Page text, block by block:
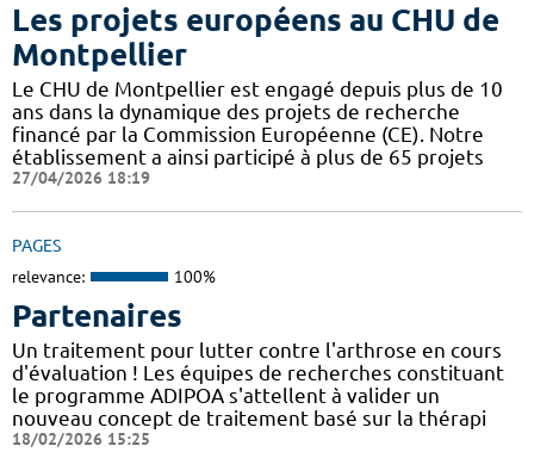
Les projets européens au CHU de
Montpellier
Le CHU de Montpellier est engagé depuis plus de 10
ans dans la dynamique des projets de recherche
financé par la Commission Européenne (CE). Notre
établissement a ainsi participé à plus de 65 projets
27/04/2026 18:19
PAGES
relevance: 100%
Partenaires
Un traitement pour lutter contre l'arthrose en cours
d'évaluation ! Les équipes de recherches constituant
le programme ADIPOA s'attellent à valider un
nouveau concept de traitement basé sur la thérapi
18/02/2026 15:25